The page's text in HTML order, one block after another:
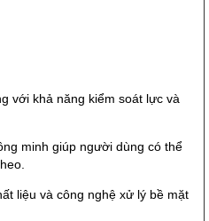
với khả năng kiểm soát lực và
minh giúp người dùng có thể
liệu và công nghệ xử lý bề mặt